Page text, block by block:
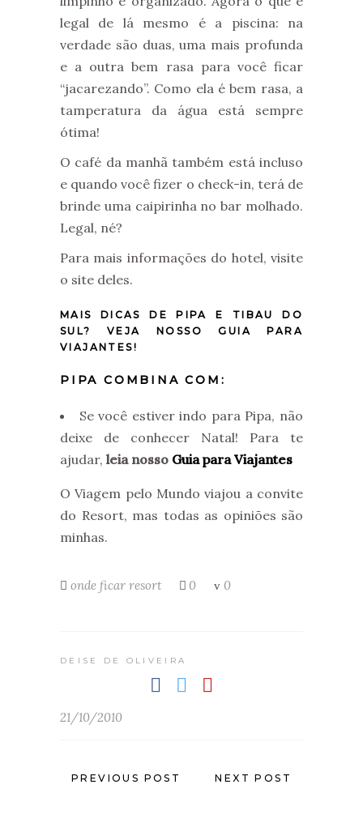
legal de lá mesmo é a piscina: na
verdade são duas, uma mais profunda
e a outra bem rasa para você ficar
“jacarezando”. Como ela é bem rasa, a
tamperatura da água está sempre
ótima!
O café da manhã também está incluso
e quando você fizer o check-in, terá de
brinde uma caipirinha no bar molhado.
Legal, né?
Para mais informações do hotel, visite
o site deles.
MAIS DICAS DE PIPA E TIBAU DO
SUL?
VEJA NOSSO GUIA PARA
VIAJANTES!
PIPA COMBINA COM:
Se você estiver indo para Pipa, não
deixe de conhecer Natal! Para te
ajudar, leia nosso Guia para Viajantes
O Viagem pelo Mundo viajou a convite
do Resort, mas todas as opiniões são
minhas.
onde ficar resort 0 0
DEISE DE OLIVEIRA
21/10/2010
PREVIOUS POST NEXT POST